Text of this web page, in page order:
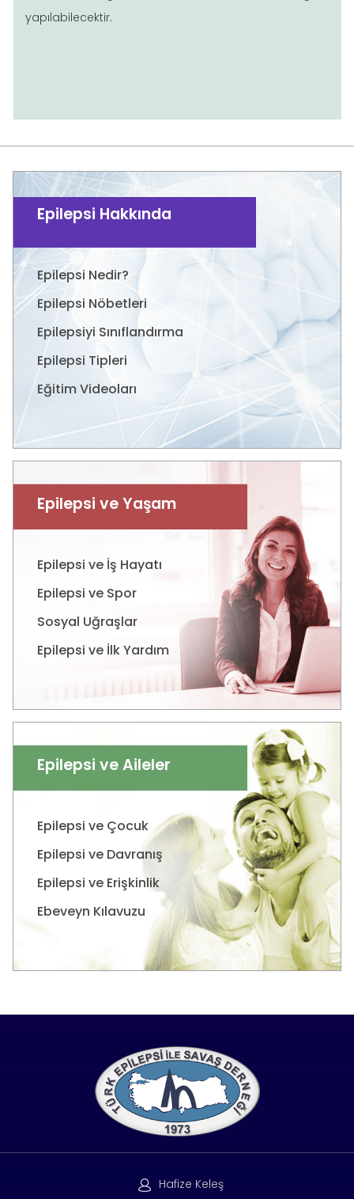
yapılabilecektir.
Epilepsi Hakkında
Epilepsi Nedir?
Epilepsi Nöbetleri
Epilepsiyi Sınıflandırma
Epilepsi Tipleri
Eğitim Videoları
Epilepsi ve Yaşam
Epilepsi ve İş Hayatı
Epilepsi ve Spor
Sosyal Uğraşlar
Epilepsi ve İlk Yardım
Epilepsi ve Aileler
Epilepsi ve Çocuk
Epilepsi ve Davranış
Epilepsi ve Erişkinlik
Ebeveyn Kılavuzu
Hafize Keleş